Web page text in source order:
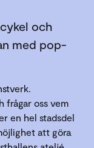
och
med pop-
frågar oss vem
en hel stadsdel
att göra